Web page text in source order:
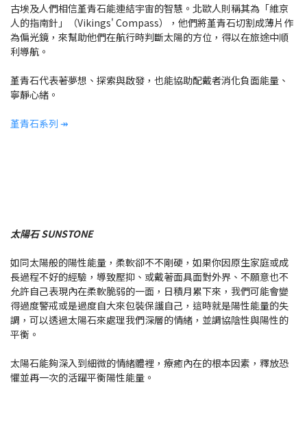
古埃及人們相信堇青石能連結宇宙的智慧。北歐人則稱其為「維京
人的指南針」（Vikings' Compass），他們將堇青石切割成薄片作
為偏光鏡，來幫助他們在航行時判斷太陽的方位，得以在旅途中順
利導航。
堇青石代表著夢想、探索與啟發，也能協助配戴者消化負面能量、
寧靜心緒。
堇青石系列 ↠
太陽石 SUNSTONE
如同太陽般的陽性能量，柔軟卻不不剛硬，如果你因原生家庭或成
長過程不好的經驗，導致壓抑、或戴著面具面對外界、不願意也不
允許自己表現內在柔軟脆弱的一面，日積月累下來，我們可能會變
得過度警戒或是過度自大來包裝保護自己，這時就是陽性能量的失
調，可以透過太陽石來處理我們深層的情緒，並調協陰性與陽性的
平衡。
太陽石能夠深入到細微的情緒體裡，療癒內在的根本因素，釋放恐
懼並再一次的活躍平衡陽性能量。